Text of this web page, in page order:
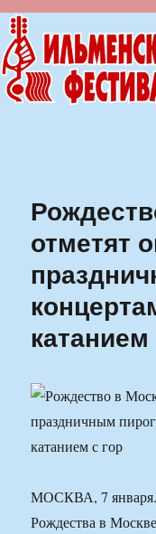
Ильменский
отметят
катанием
МОСКВА, 7
Рождества в